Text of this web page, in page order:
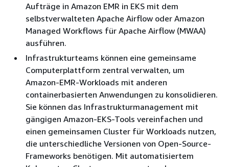
Aufträge in Amazon EMR in EKS mit dem
selbstverwalteten Apache Airflow oder Amazon
Managed Workflows für Apache Airflow (MWAA)
ausführen.
Infrastrukturteams können eine gemeinsame
Computerplattform zentral verwalten, um
Amazon-EMR-Workloads mit anderen
containerbasierten Anwendungen zu konsolidieren.
Sie können das Infrastrukturmanagement mit
gängigen Amazon-EKS-Tools vereinfachen und
einen gemeinsamen Cluster für Workloads nutzen,
die unterschiedliche Versionen von Open-Source-
Frameworks benötigen. Mit automatisiertem